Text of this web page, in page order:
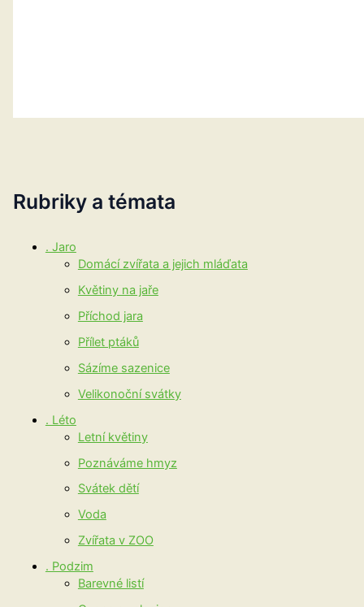
Rubriky a témata
. Jaro
Domácí zvířata a jejich mláďata
Květiny na jaře
Příchod jara
Přílet ptáků
Sázíme sazenice
Velikonoční svátky
. Léto
Letní květiny
Poznáváme hmyz
Svátek dětí
Voda
Zvířata v ZOO
. Podzim
Barevné listí